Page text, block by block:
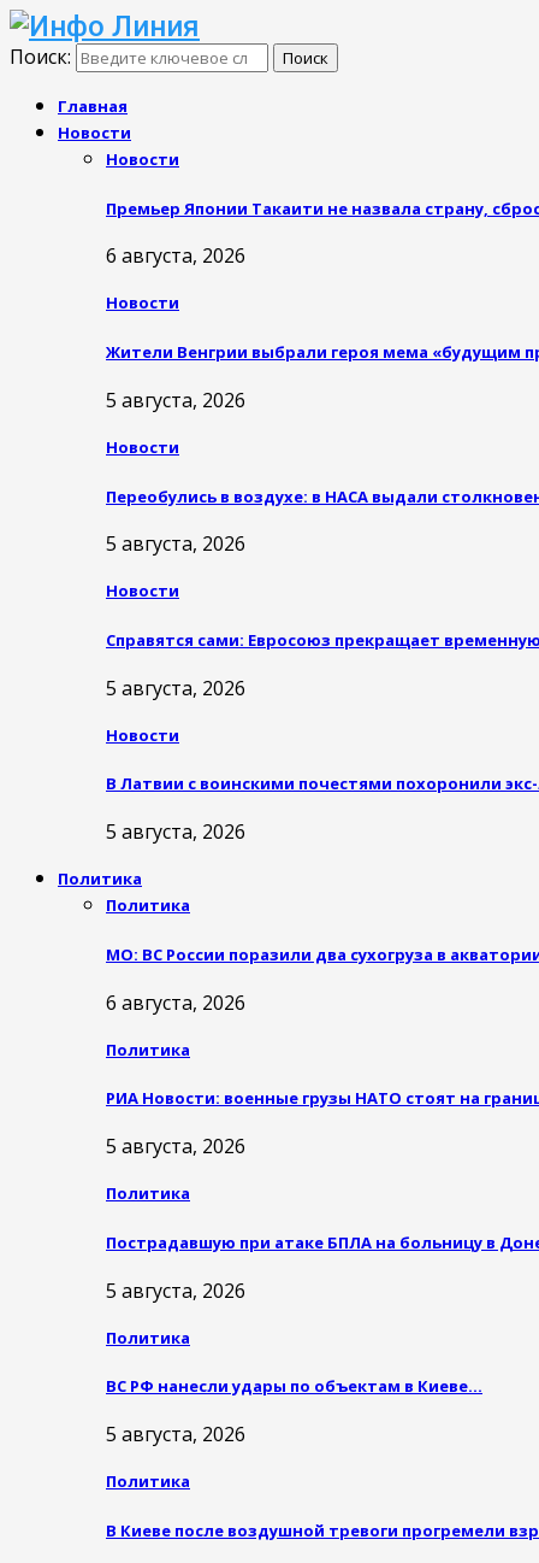
Поиск: Поиск
Главная
Новости
Новости
Премьер Японии Такаити не назвала страну,
6 августа, 2026
Новости
Жители Венгрии выбрали героя мема «будущим
5 августа, 2026
Новости
Переобулись в воздухе: в НАСА выдали
5 августа, 2026
Новости
Справятся сами: Евросоюз прекращает
5 августа, 2026
Новости
В Латвии с воинскими почестями похоронили
5 августа, 2026
Политика
Политика
МО: ВС России поразили два сухогруза в
6 августа, 2026
Политика
РИА Новости: военные грузы НАТО стоят на
5 августа, 2026
Политика
Пострадавшую при атаке БПЛА на больницу в
5 августа, 2026
Политика
ВС РФ нанесли удары по объектам в Киеве…
5 августа, 2026
Политика
В Киеве после воздушной тревоги прогремели